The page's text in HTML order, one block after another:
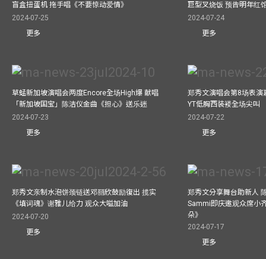
盲盒扭蛋机 拖手唱《不要惊动爱情》
2024-07-25
更多
巨型叉烧饭 预告明年红
2024-07-24
更多
草蜢新加坡演唱会两度Encore全场High爆 献唱
「新加坡国宝」陈洁仪金曲《担心》送乐迷
2024-07-23
更多
郑秀文演唱会第8场表
YT低胸西装褛全场尖叫
2024-07-22
更多
郑秀文亲制水泡饼颈链送邓丽欣鼓励復出 揽实
《填词魂》谢雅儿给力 观众大嗌加油
2024-07-20
更多
郑秀文分享舞台助新人
Sammi即庆邀观众席小
朵》
2024-07-17
更多